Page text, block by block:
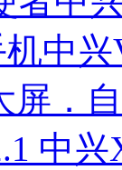
中
屏．
中兴